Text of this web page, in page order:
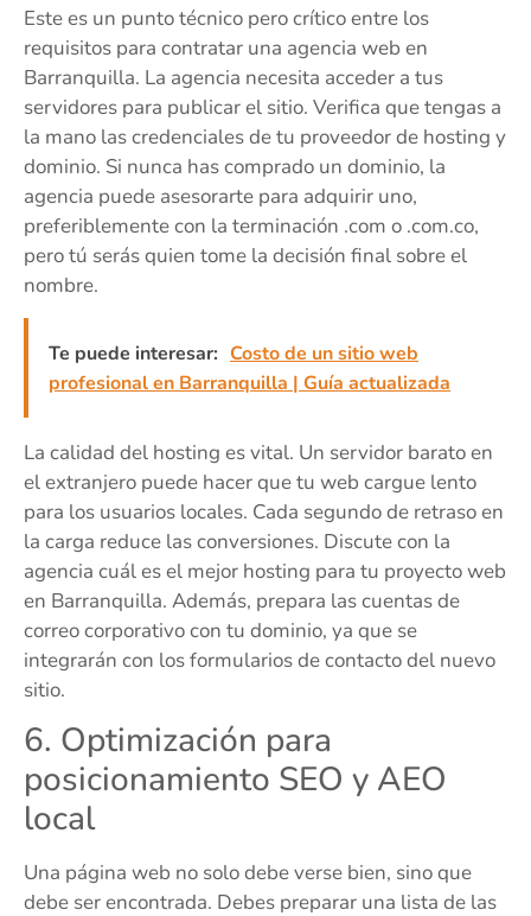
Este es un punto técnico pero crítico entre los
requisitos para contratar una agencia web en
Barranquilla. La agencia necesita acceder a tus
servidores para publicar el sitio. Verifica que tengas a
la mano las credenciales de tu proveedor de hosting y
dominio. Si nunca has comprado un dominio, la
agencia puede asesorarte para adquirir uno,
preferiblemente con la terminación .com o .com.co,
pero tú serás quien tome la decisión final sobre el
nombre.
Te puede interesar: Costo de un sitio web
profesional en Barranquilla | Guía actualizada
La calidad del hosting es vital. Un servidor barato en
el extranjero puede hacer que tu web cargue lento
para los usuarios locales. Cada segundo de retraso en
la carga reduce las conversiones. Discute con la
agencia cuál es el mejor hosting para tu proyecto web
en Barranquilla. Además, prepara las cuentas de
correo corporativo con tu dominio, ya que se
integrarán con los formularios de contacto del nuevo
sitio.
6. Optimización para
posicionamiento SEO y AEO
local
Una página web no solo debe verse bien, sino que
debe ser encontrada. Debes preparar una lista de las